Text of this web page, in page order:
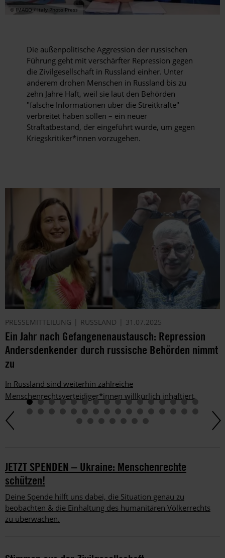
© IMAGO / Italy Photo Press
Die außenpolitische Aggression der russischen
Führung geht mit verschärfter Repression gegen
die Zivilgesellschaft in Russland einher. Unter
anderem drohen Menschen in Russland bis zu
zehn Jahre Haft, weil sie laut den Behörden
"falsche Informationen über die Streitkräfte"
verbreitet haben sollen – ein neuer
Straftatbestand, der eingeführt wurde, um gegen
Kriegskritiker*innen vorzugehen.
PRESSEMITTEILUNG RUSSLAND 31.07.2025
Ein Jahr nach Gefangenenaustausch: Repression
Andersdenkender durch russische Behörden nimmt
zu
In Russland sind weiterhin zahlreiche
Menschenrechtsverteidiger*innen willkürlich inhaftiert.
JETZT SPENDEN – Ukraine: Menschenrechte
schützen!
Deine Spende hilft uns dabei, die Situation genau zu
beobachten & die Einhaltung des humanitären Völkerrechts
zu überwachen.